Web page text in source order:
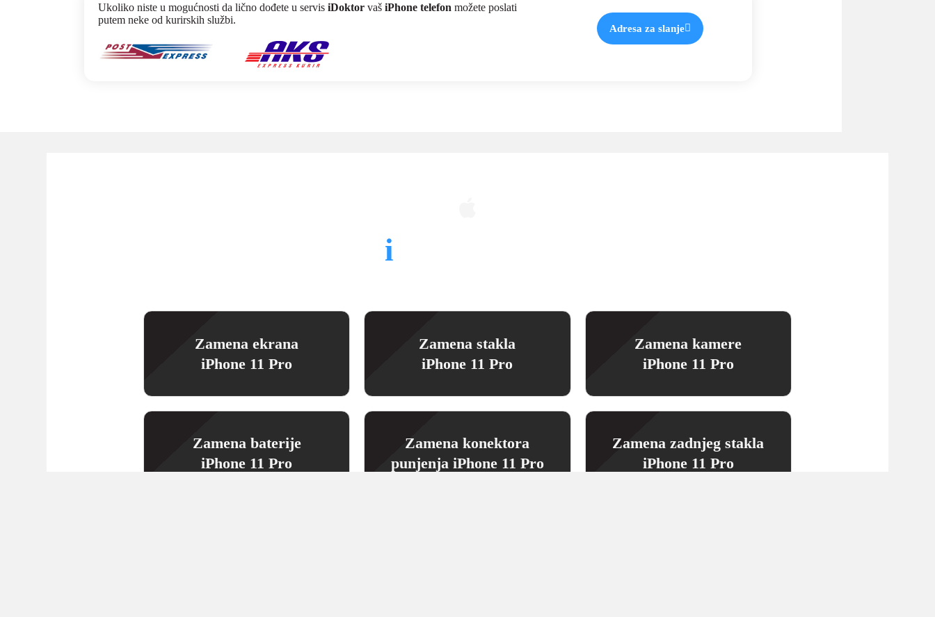
Ukoliko niste u mogućnosti da lično dođete u servis iDoktorvaš iPhone telefon možete poslati
putem neke od kurirskih službi.
Adresa za slanje
i
Zamena ekrana
iPhone 11 Pro
Zamena stakla
iPhone 11 Pro
Zamena kamere
iPhone 11 Pro
Zamena baterije
iPhone 11 Pro
Zamena konektora
punjenja iPhone 11 Pro
Zamena zadnjeg stakla
iPhone 11 Pro